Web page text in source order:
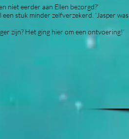
eerder aan Ellen bezorgd?’
stuk minder zelfverzekerd. ‘Jasper was
Het ging hier om een ontvoering!’